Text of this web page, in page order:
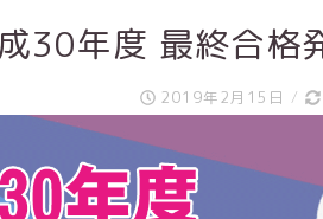
30年度 最終合格
2019年2月15日 /